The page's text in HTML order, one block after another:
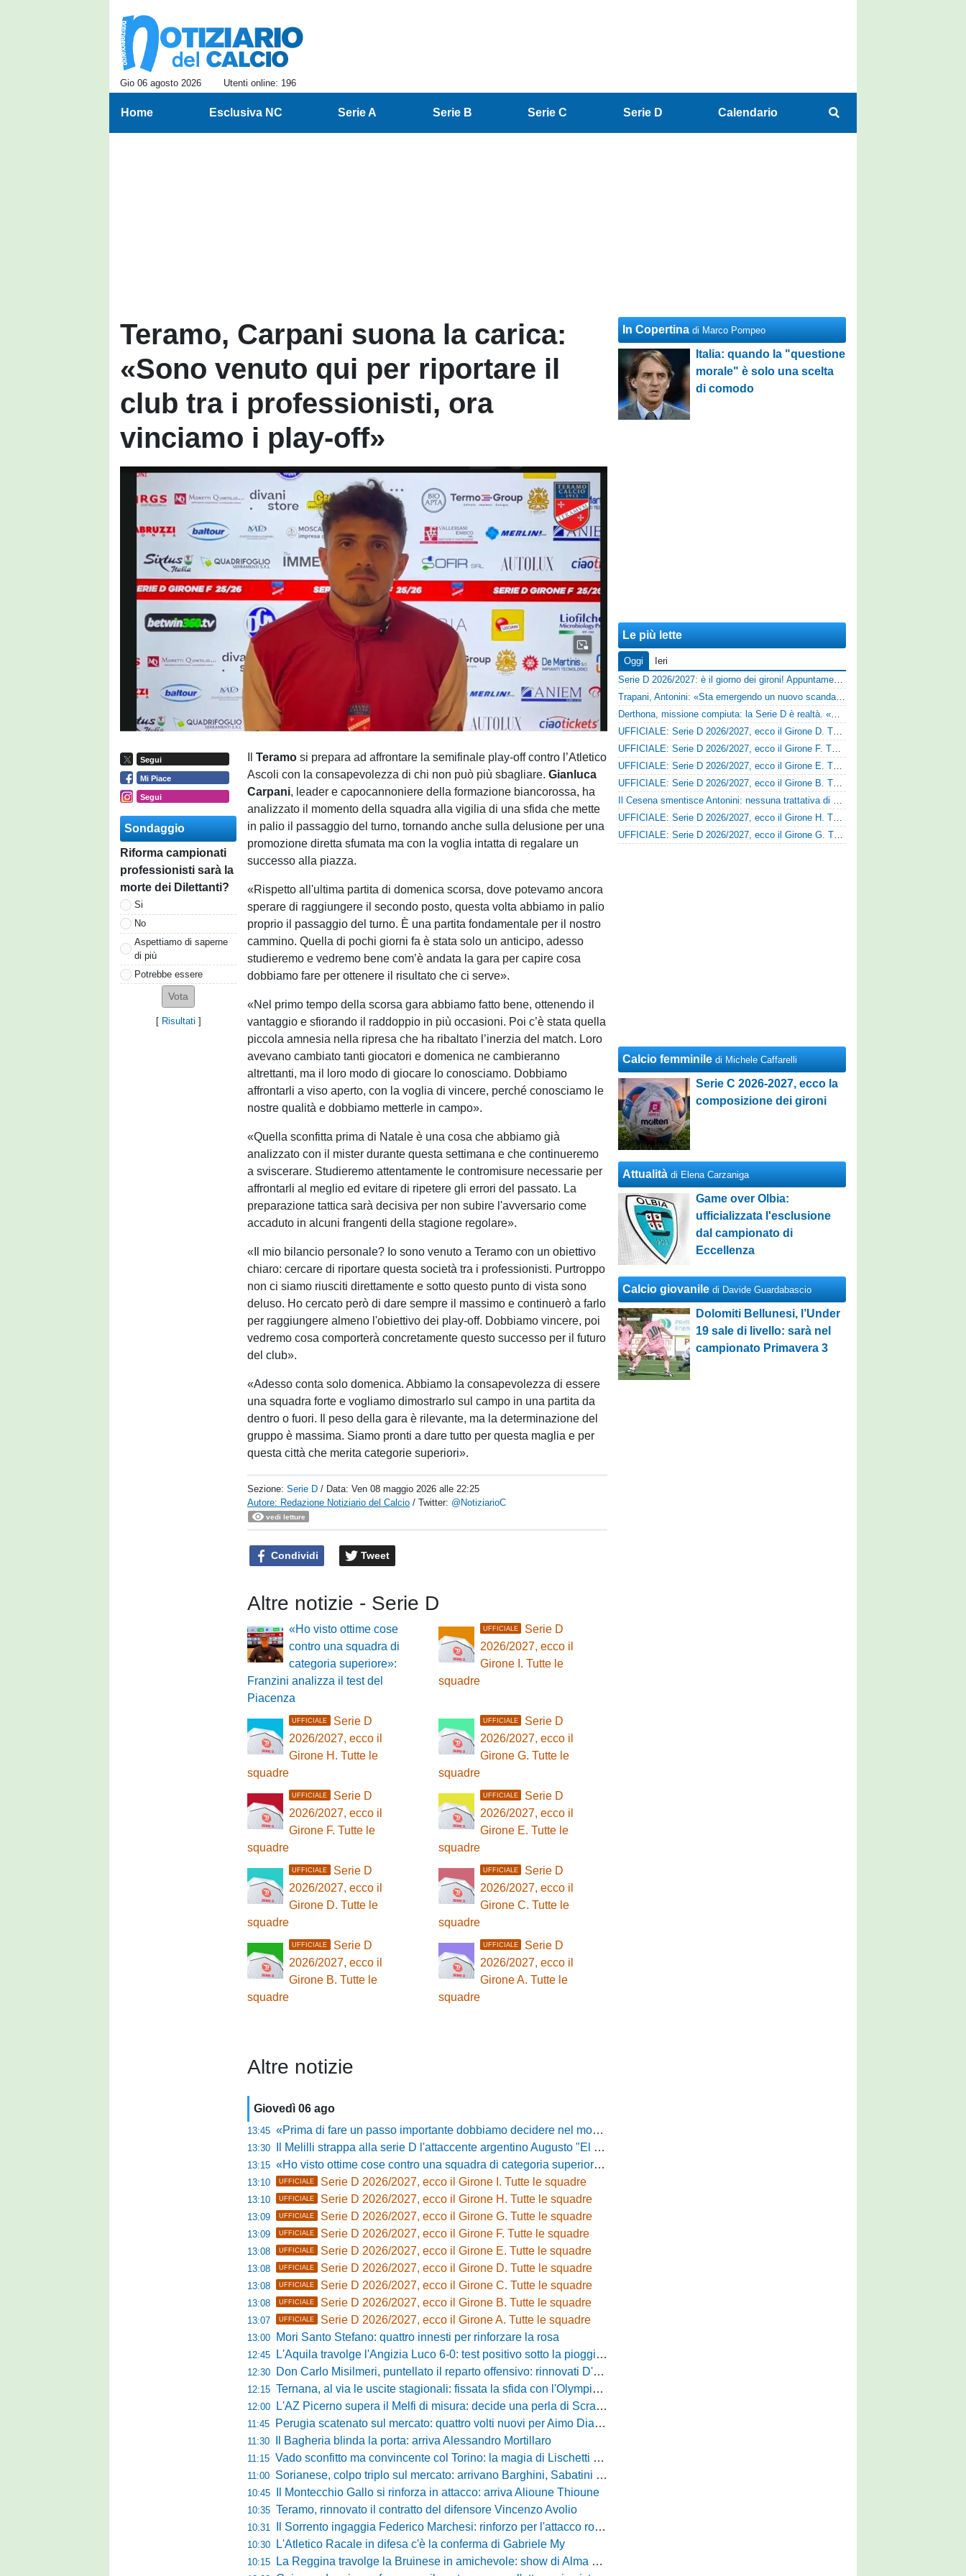
Gio 06 agosto 2026 Utenti online: 196
Home Esclusiva NC Serie A Serie B Serie C Serie D Calendario
Teramo, Carpani suona la carica:
«Sono venuto qui per riportare il
club tra i professionisti, ora
vinciamo i play-off»
Segui
Mi Piace
Segui
Sondaggio
Riforma campionati
professionisti sarà la
morte dei Dilettanti?
Si
No
Aspettiamo di saperne
di più
Potrebbe essere
[ Risultati ]
IlTeramosi prepara ad affrontare la semifinale play-off contro l’Atletico
Ascoli con la consapevolezza di chi non può più sbagliare.Gianluca
Carpani, leader e capocannoniere della formazione biancorossa, ha
analizzato il momento della squadra alla vigilia di una sfida che mette
in palio il passaggio del turno, tornando anche sulla delusione per una
promozione diretta sfumata ma con la voglia intatta di regalare un
successo alla piazza.
«Rispetto all'ultima partita di domenica scorsa, dove potevamo ancora
sperare di raggiungere il secondo posto, questa volta abbiamo in palio
proprio il passaggio del turno. È una partita fondamentale per il nostro
cammino. Quella di pochi giorni fa è stata solo un anticipo, adesso
studieremo e vedremo bene com’è andata la gara per capire cosa
dobbiamo fare per ottenere il risultato che ci serve».
«Nel primo tempo della scorsa gara abbiamo fatto bene, ottenendo il
vantaggio e sfiorando il raddoppio in più occasioni. Poi c’è stata quella
piccola amnesia nella ripresa che ha ribaltato l’inerzia del match. Loro
avevano cambiato tanti giocatori e domenica ne cambieranno
altrettanti, ma il loro modo di giocare lo conosciamo. Dobbiamo
affrontarli a viso aperto, con la voglia di vincere, perché conosciamo le
nostre qualità e dobbiamo metterle in campo».
«Quella sconfitta prima di Natale è una cosa che abbiamo già
analizzato con il mister durante questa settimana e che continueremo
a sviscerare. Studieremo attentamente le contromisure necessarie per
affrontarli al meglio ed evitare di ripetere gli errori del passato. La
preparazione tattica sarà decisiva per non subire l'avversario come
accaduto in alcuni frangenti della stagione regolare».
«Il mio bilancio personale? Io sono venuto a Teramo con un obiettivo
chiaro: cercare di riportare questa società tra i professionisti. Purtroppo
non ci siamo riusciti direttamente e sotto questo punto di vista sono
deluso. Ho cercato però di dare sempre il massimo e continuerò a farlo
per raggiungere almeno l'obiettivo dei play-off. Dobbiamo vincere, poi
vedremo cosa comporterà concretamente questo successo per il futuro
del club».
«Adesso conta solo domenica. Abbiamo la consapevolezza di essere
una squadra forte e vogliamo dimostrarlo sul campo in una partita da
dentro o fuori. Il peso della gara è rilevante, ma la determinazione del
gruppo è massima. Siamo pronti a dare tutto per questa maglia e per
questa città che merita categorie superiori».
Sezione:Serie D / Data:Ven 08 maggio 2026 alle 22:25
Autore: Redazione Notiziario del Calcio / Twitter: @NotiziarioC
vedi letture
Condividi Tweet
Altre notizie - Serie D
«Ho visto ottime cose
contro una squadra di
categoria superiore»:
Franzini analizza il test del
Piacenza
UFFICIALE
Serie D
2026/2027, ecco il
Girone I. Tutte le
squadre
UFFICIALE
Serie D
2026/2027, ecco il
Girone H. Tutte le
squadre
UFFICIALE
Serie D
2026/2027, ecco il
Girone G. Tutte le
squadre
UFFICIALE
Serie D
2026/2027, ecco il
Girone F. Tutte le
squadre
UFFICIALE
Serie D
2026/2027, ecco il
Girone E. Tutte le
squadre
UFFICIALE
Serie D
2026/2027, ecco il
Girone D. Tutte le
squadre
UFFICIALE
Serie D
2026/2027, ecco il
Girone C. Tutte le
squadre
UFFICIALE
Serie D
2026/2027, ecco il
Girone B. Tutte le
squadre
UFFICIALE
Serie D
2026/2027, ecco il
Girone A. Tutte le
squadre
Altre notizie
Giovedì 06 ago
13:45 «Prima di fare un passo importante dobbiamo decidere nel modo giusto»: Greco e il rebus mercato dopo la vittoria con l'Ossese
13:30 Il Melilli strappa alla serie D l'attaccente argentino Augusto "El Tato" Diaz
13:15 «Ho visto ottime cose contro una squadra di categoria superiore»: Franzini analizza il test del Piacenza
13:10 UFFICIALE Serie D 2026/2027, ecco il Girone I. Tutte le squadre
13:10 UFFICIALE Serie D 2026/2027, ecco il Girone H. Tutte le squadre
13:09 UFFICIALE Serie D 2026/2027, ecco il Girone G. Tutte le squadre
13:09 UFFICIALE Serie D 2026/2027, ecco il Girone F. Tutte le squadre
13:08 UFFICIALE Serie D 2026/2027, ecco il Girone E. Tutte le squadre
13:08 UFFICIALE Serie D 2026/2027, ecco il Girone D. Tutte le squadre
13:08 UFFICIALE Serie D 2026/2027, ecco il Girone C. Tutte le squadre
13:08 UFFICIALE Serie D 2026/2027, ecco il Girone B. Tutte le squadre
13:07 UFFICIALE Serie D 2026/2027, ecco il Girone A. Tutte le squadre
13:00 Mori Santo Stefano: quattro innesti per rinforzare la rosa
12:45 L'Aquila travolge l'Angizia Luco 6-0: test positivo sotto la pioggia, doppietta per Gasperoni
12:30 Don Carlo Misilmeri, puntellato il reparto offensivo: rinnovati D'Aquila e Di Caccamo
12:15 Ternana, al via le uscite stagionali: fissata la sfida con l'Olympia Thyrus tra lavoro di campo e incroci amarcord
12:00 L'AZ Picerno supera il Melfi di misura: decide una perla di Scravaglieri in avvio
11:45 Perugia scatenato sul mercato: quattro volti nuovi per Aimo Diana tra prestiti e acquisti a titolo definitivo
11:30 Il Bagheria blinda la porta: arriva Alessandro Mortillaro
11:15 Vado sconfitto ma convincente col Torino: la magia di Lischetti non basta, Abate passa 3-1
11:00 Sorianese, colpo triplo sul mercato: arrivano Barghini, Sabatini e Sgrò
10:45 Il Montecchio Gallo si rinforza in attacco: arriva Alioune Thioune
10:35 Teramo, rinnovato il contratto del difensore Vincenzo Avolio
10:31 Il Sorrento ingaggia Federico Marchesi: rinforzo per l'attacco rossonero
10:30 L'Atletico Racale in difesa c'è la conferma di Gabriele My
10:15 La Reggina travolge la Bruinese in amichevole: show di Alma con una cinquina
In Copertina di Marco Pompeo
Italia: quando la "questione
morale" è solo una scelta
di comodo
Le più lette
Oggi
Ieri
Serie D 2026/2027: è il giorno dei gironi! Appuntamento fissato
Trapani, Antonini: «Sta emergendo un nuovo scandalo»
Derthona, missione compiuta: la Serie D è realtà. «Siamo una società seria»
UFFICIALE: Serie D 2026/2027, ecco il Girone D. Tutte le squadre
UFFICIALE: Serie D 2026/2027, ecco il Girone F. Tutte le squadre
UFFICIALE: Serie D 2026/2027, ecco il Girone E. Tutte le squadre
UFFICIALE: Serie D 2026/2027, ecco il Girone B. Tutte le squadre
Il Cesena smentisce Antonini: nessuna trattativa di cessione
UFFICIALE: Serie D 2026/2027, ecco il Girone H. Tutte le squadre
UFFICIALE: Serie D 2026/2027, ecco il Girone G. Tutte le squadre
Calcio femminile di Michele Caffarelli
Serie C 2026-2027, ecco la
composizione dei gironi
Attualità di Elena Carzaniga
Game over Olbia:
ufficializzata l'esclusione
dal campionato di
Eccellenza
Calcio giovanile di Davide Guardabascio
Dolomiti Bellunesi, l’Under
19 sale di livello: sarà nel
campionato Primavera 3